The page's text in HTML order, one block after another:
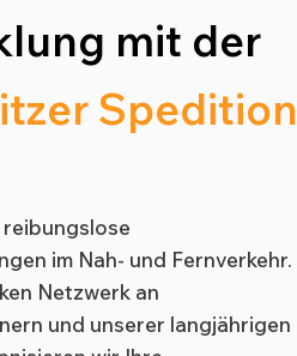
mit der
Spedition
im Nah- und Fernverkehr.
Netzwerk an
und unserer langjährigen